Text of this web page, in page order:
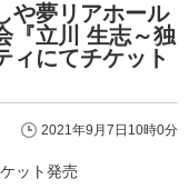
や夢リアホール
『立川 生志～独
ィにてチケット
2021年9月7日10時0分
ット発売